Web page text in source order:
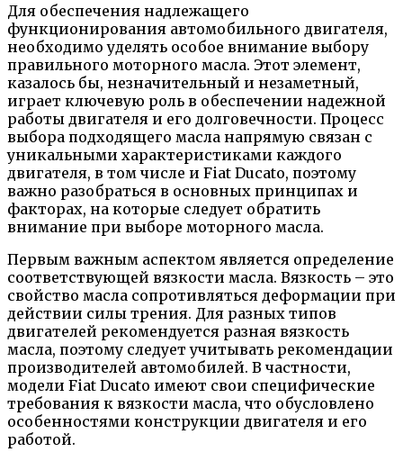
Для обеспечения надлежащего
функционирования автомобильного двигателя,
необходимо уделять особое внимание выбору
правильного моторного масла. Этот элемент,
казалось бы, незначительный и незаметный,
играет ключевую роль в обеспечении надежной
работы двигателя и его долговечности. Процесс
выбора подходящего масла напрямую связан с
уникальными характеристиками каждого
двигателя, в том числе и Fiat Ducato, поэтому
важно разобраться в основных принципах и
факторах, на которые следует обратить
внимание при выборе моторного масла.
Первым важным аспектом является определение
соответствующей вязкости масла. Вязкость – это
свойство масла сопротивляться деформации при
действии силы трения. Для разных типов
двигателей рекомендуется разная вязкость
масла, поэтому следует учитывать рекомендации
производителей автомобилей. В частности,
модели Fiat Ducato имеют свои специфические
требования к вязкости масла, что обусловлено
особенностями конструкции двигателя и его
работой.